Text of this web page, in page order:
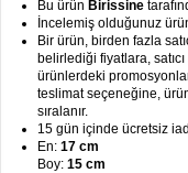
Giyim
Büyük
Bedenkeyboard_arrow_down
Giyimkeyboard_arrow_down
Bu ürün Birissine
İncelemiş olduğunuz
Bir ürün, birden fazla
belirlediği fiyatlara,
ürünlerdeki
teslimat seçeneğine,
sıralanır.
15 gün içinde ücretsiz
En: 17 cm
Boy: 15 cm